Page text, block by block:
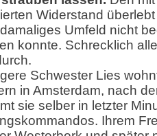
Widerstand
Umfeld nicht
konnte. Schrecklich
Schwester Lies
in Amsterdam, nach
sie selber in letzter
Ihrem